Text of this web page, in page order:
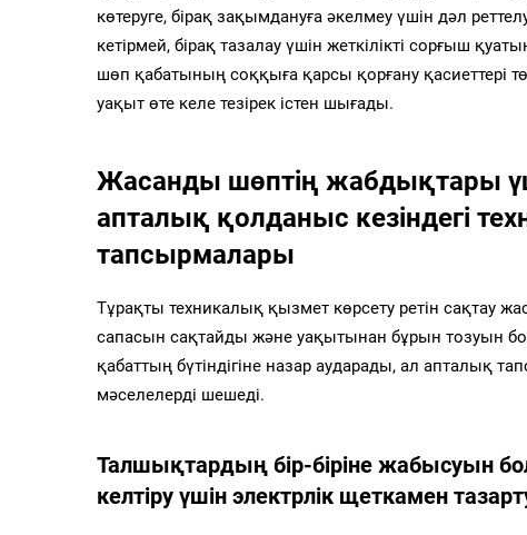
көтеруге, бірақ зақымдануға әкелмеу үшін дәл
кетірмей, бірақ тазалау үшін жеткілікті сорғыш
шөп қабатының соққыға қарсы қорғану қасиеттері
уақыт өте келе тезірек істен шығады.
Жасанды шөптің жабдықтары
апталық қолданыс кезіндегі
тапсырмалары
Тұрақты техникалық қызмет көрсету ретін сақтау
сапасын сақтайды және уақытынан бұрын тозуын
қабаттың бүтіндігіне назар аударады, ал апталық
мәселелерді шешеді.
Талшықтардың бір-біріне жабысуын
келтіру үшін электрлік щеткамен